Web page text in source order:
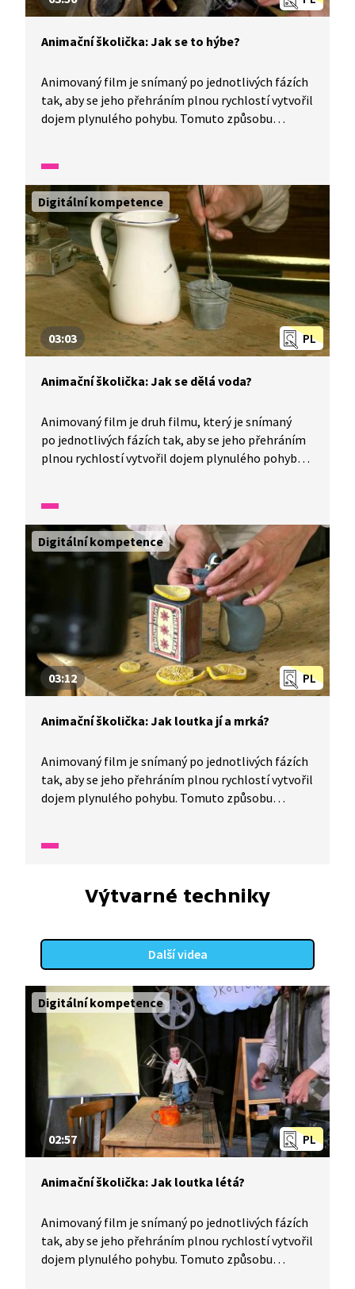
Animační školička: Jak se to hýbe?
Animovaný film je snímaný po jednotlivých fázích
tak, aby se jeho přehráním plnou rychlostí vytvořil
dojem plynulého pohybu. Tomuto způsobu
ve filmu hýbají. Jak? Připravte si tužku, papír,
jednoduché předměty, fotoaparát a vyzkoušejte si,
jak se dělá animovaný film.
Digitální kompetence
PL
03:03
Animační školička: Jak se dělá voda?
Animovaný film je druh filmu, který je snímaný
po jednotlivých fázích tak, aby se jeho přehráním
plnou rychlostí vytvořil dojem plynulého pohybu.
ve filmu tekla. Připravte si tužku, papír,
jednoduché předměty, fotoaparát a vyzkoušejte si,
jak se dělá animovaný film.
Digitální kompetence
PL
03:12
Animační školička: Jak loutka jí a mrká?
Animovaný film je snímaný po jednotlivých fázích
tak, aby se jeho přehráním plnou rychlostí vytvořil
dojem plynulého pohybu. Tomuto způsobu
mrkají. Jak? Připravte si tužku, papír, jednoduché
animovaný film.
Výtvarné techniky
Další videa
Digitální kompetence
PL
02:57
Animační školička: Jak loutka létá?
Animovaný film je snímaný po jednotlivých fázích
tak, aby se jeho přehráním plnou rychlostí vytvořil
dojem plynulého pohybu. Tomuto způsobu